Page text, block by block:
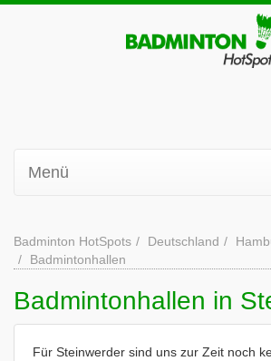
Menü
Badminton HotSpots Deutschland
Badmintonhallen
Badmintonhallen in
Für Steinwerder sind uns zur Zeit noch